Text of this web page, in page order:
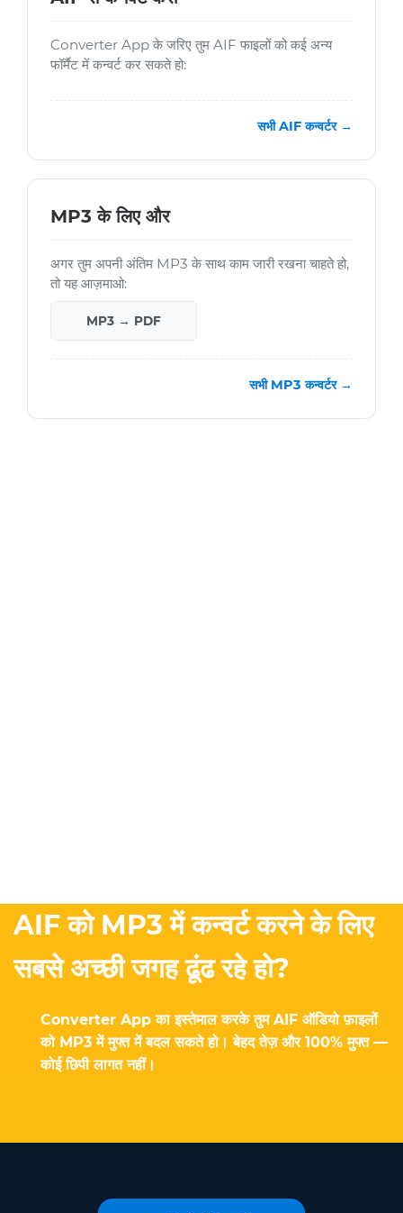
Converter App के जरिए तुम AIF फाइलों को कई अन्य
फॉर्मैट में कन्वर्ट कर सकते हो:
सभी AIF कन्वर्टर →
MP3 के लिए और
अगर तुम अपनी अंतिम MP3 के साथ काम जारी रखना चाहते हो,
तो यह आज़माओ:
MP3 → PDF
सभी MP3 कन्वर्टर →
AIF को MP3 में कन्वर्ट करने के लिए
सबसे अच्छी जगह ढूंढ रहे हो?
Converter App का इस्तेमाल करके तुम AIF ऑडियो फ़ाइलों
को MP3 में मुफ्त में बदल सकते हो। बेहद तेज़ और 100% मुफ्त —
कोई छिपी लागत नहीं।